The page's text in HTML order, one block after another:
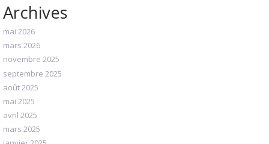
Archives
mai 2026
mars 2026
novembre 2025
septembre 2025
août 2025
mai 2025
avril 2025
mars 2025